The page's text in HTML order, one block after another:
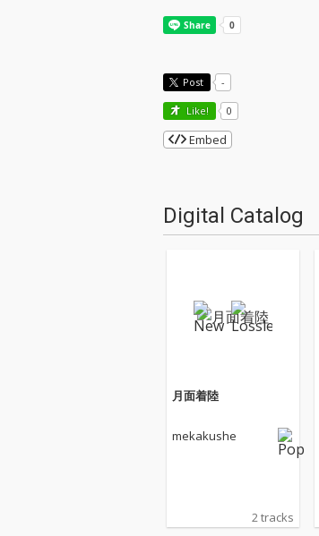
Post -
Like! 0
Embed
Digital Catalog
月面着陸
mekakushe
2 tracks